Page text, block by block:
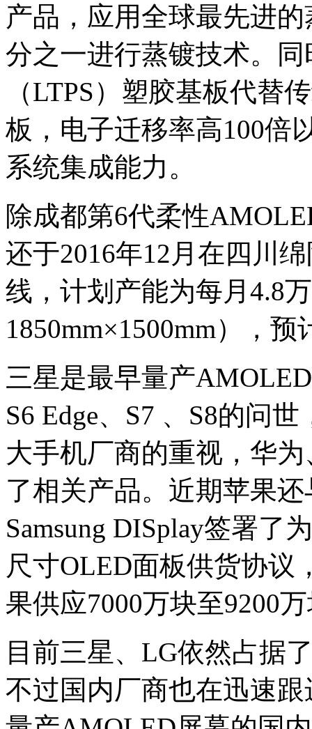
产品，应用全球最先进
分之一进行蒸镀技术。
（LTPS）塑胶基板代替
板，电子迁移率高100倍
系统集成能力。
除成都第6代柔性
还于2016年12月在四川
线，计划产能为每月4.8
1850mm×1500mm），
三星是最早量产
S6 Edge、S7 、S8的问
大手机厂商的重视，华
了相关产品。近期苹果
Samsung DISplay签署了
尺寸OLED面板供货协议
果供应7000万块至9200
目前三星、LG依然占据
不过国内厂商也在迅速